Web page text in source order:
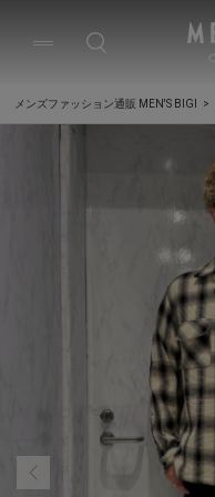
メンズファッション通販 MEN'S BIGI